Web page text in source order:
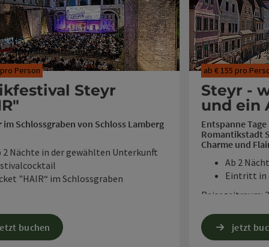
Person
Steyr
im Schlossgraben von Schloss Lamberg
2 Nächte in der gewählten Unterkunft
"HAIR“ im Schlossgraben
buchen
ab € 155 pro
Steyr -
und ein
Entspanne
Romantikstadt
Charme und
Ab 2
Eintritt in
Reisezeitraum:
jetzt